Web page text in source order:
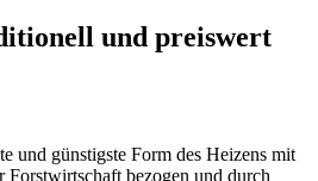
und preiswert
und günstigste Form des Heizens mit
bezogen und durch